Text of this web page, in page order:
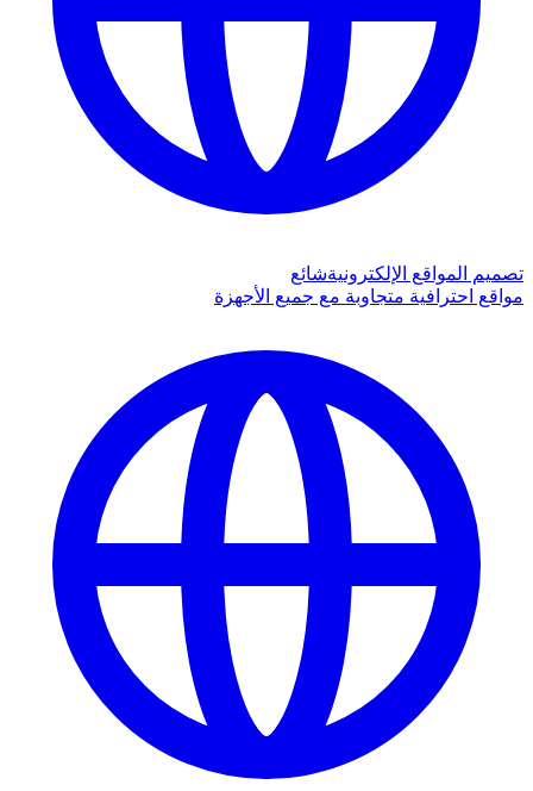
تصميم المواقع الإلكترونيةشائع
مواقع احترافية متجاوبة مع جميع الأجهزة